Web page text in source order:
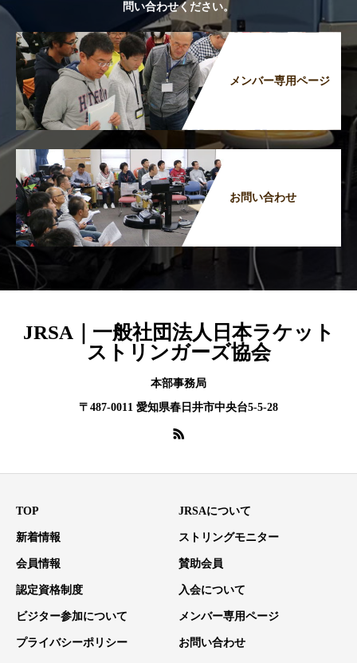
問い合わせください。
メンバー専用ページ
お問い合わせ
JRSA｜一般社団法人日本ラケット
ストリンガーズ協会
本部事務局
〒487-0011 愛知県春日井市中央台5-5-28
TOP JRSAについて
新着情報 ストリングモニター
会員情報 賛助会員
認定資格制度 入会について
ビジター参加について メンバー専用ページ
プライバシーポリシー お問い合わせ